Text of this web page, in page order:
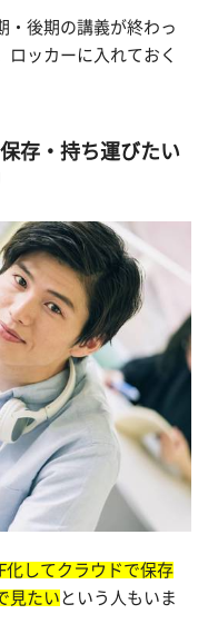
・後期の講義が終わっ
ロッカーに入れておく
存・持ち運びたい
化してクラウドで保存
見たい という人もいま